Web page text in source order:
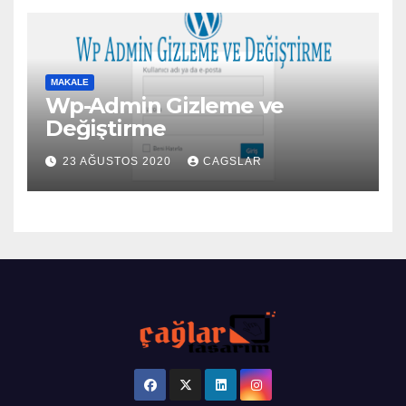
MAKALE
Wp-Admin Gizleme ve
Değiştirme
23 AĞUSTOS 2020 CAGSLAR